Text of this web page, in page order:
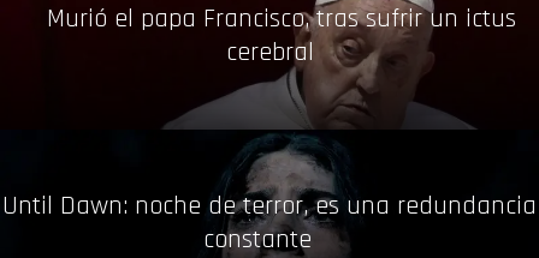
Murió el papa Francisco, tras sufrir un ictus
cerebral
Until Dawn: noche de terror, es una redundancia
constante